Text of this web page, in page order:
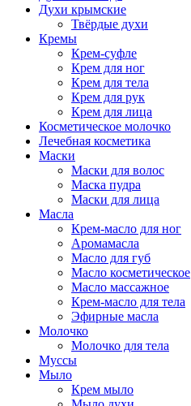
Духи крымские
Твёрдые духи
Кремы
Крем-суфле
Крем для ног
Крем для тела
Крем для рук
Крем для лица
Косметическое молочко
Лечебная косметика
Маски
Маски для волос
Маска пудра
Маски для лица
Масла
Крем-масло для ног
Аромамасла
Масло для губ
Масло косметическое
Масло массажное
Крем-масло для тела
Эфирные масла
Молочко
Молочко для тела
Муссы
Мыло
Крем мыло